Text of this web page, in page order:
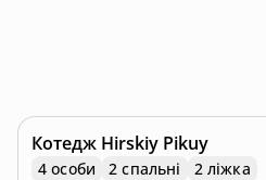
Котедж Hirskiy Pikuy
4 особи 2 спальні 2 ліжка